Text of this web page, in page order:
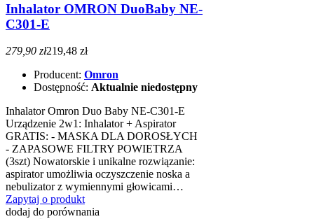
Inhalator OMRON DuoBaby NE-
C301-E
279,90 zł219,48 zł
Producent: Omron
Dostępność: Aktualnie niedostępny
Inhalator Omron Duo Baby NE-C301-E
Urządzenie 2w1: Inhalator + Aspirator
GRATIS: - MASKA DLA DOROSŁYCH
- ZAPASOWE FILTRY POWIETRZA
(3szt) Nowatorskie i unikalne rozwiązanie:
aspirator umożliwia oczyszczenie noska a
nebulizator z wymiennymi głowicami…
Zapytaj o produkt
dodaj do porównania